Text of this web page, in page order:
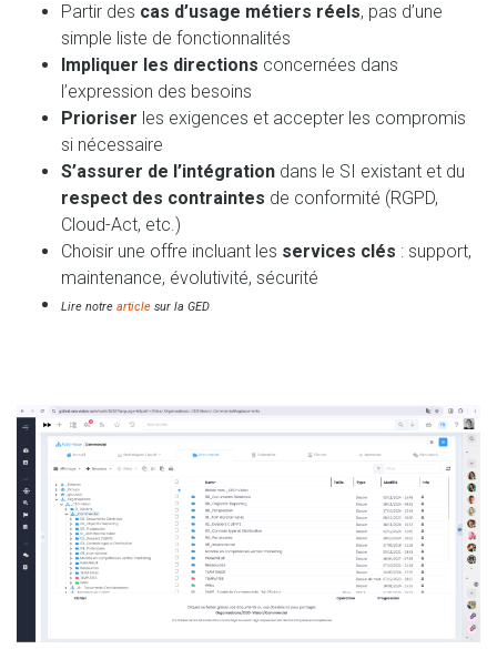
Partir des cas d’usage métiers réels, pas d’une
simple liste de fonctionnalités
Impliquer les directions concernées dans
l’expression des besoins
Prioriser les exigences et accepter les compromis
si nécessaire
S’assurer de l’intégration dans le SI existant et du
respect des contraintes de conformité (RGPD,
Cloud-Act, etc.)
Choisir une offre incluant les services clés : support,
maintenance, évolutivité, sécurité
Lire notre article sur la GED